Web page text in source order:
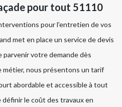
pour tout 51110
pour l’entretien de vos
met en place un service de devis
parvenir votre demande dès
métier, nous présentons un tarif
abordable et accessible à tout
le coût des travaux en